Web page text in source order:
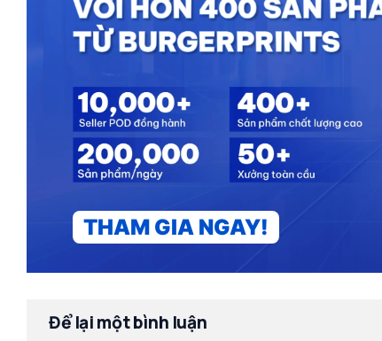
THAM GIA NGAY!
Để lại một bình luận